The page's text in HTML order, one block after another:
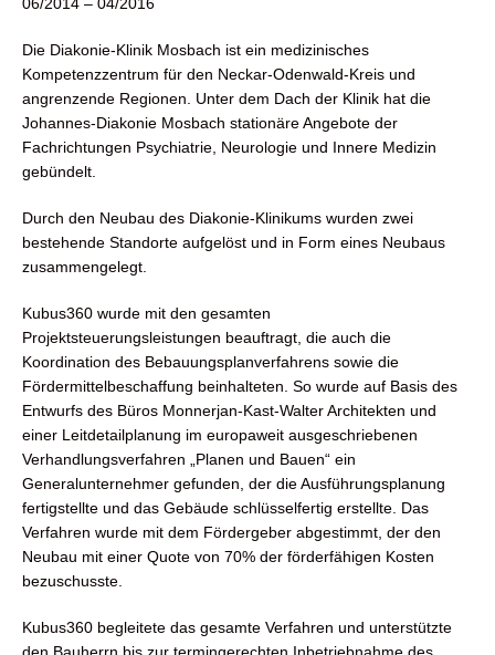
Die Diakonie-Klinik Mosbach ist ein medizinisches
Kompetenzzentrum für den Neckar-Odenwald-Kreis und
angrenzende Regionen. Unter dem Dach der Klinik hat die
Johannes-Diakonie Mosbach stationäre Angebote der
Fachrichtungen Psychiatrie, Neurologie und Innere Medizin
gebündelt.
Durch den Neubau des Diakonie-Klinikums wurden zwei
bestehende Standorte aufgelöst und in Form eines Neubaus
zusammengelegt.
Kubus360 wurde mit den gesamten
Projektsteuerungsleistungen beauftragt, die auch die
Koordination des Bebauungsplanverfahrens sowie die
Fördermittelbeschaffung beinhalteten. So wurde auf Basis des
Entwurfs des Büros Monnerjan-Kast-Walter Architekten und
einer Leitdetailplanung im europaweit ausgeschriebenen
Verhandlungsverfahren „Planen und Bauen“ ein
Generalunternehmer gefunden, der die Ausführungsplanung
fertigstellte und das Gebäude schlüsselfertig erstellte. Das
Verfahren wurde mit dem Fördergeber abgestimmt, der den
Neubau mit einer Quote von 70% der förderfähigen Kosten
bezuschusste.
Kubus360 begleitete das gesamte Verfahren und unterstützte